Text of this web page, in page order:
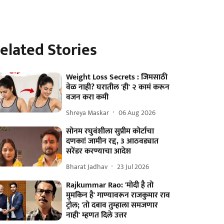
Stories
Weight Loss Secrets : जिमसाठी
वेळ नाही? घरातील 'ही' २ कामं करून
वजन करा कमी
Shreya Maskar 06 Aug 2026
सोनम रघुवंशीला सुप्रीम कोर्टाचा
दणका! जामीन रद्द, 3 आठवड्यात
सरेंडर करण्याचा आदेश
Bharat Jadhav 23 Jul 2026
Rajkummar Rao: 'मोदी है तो
मुमकिन है' गाण्यावरून राजकुमार राव
ट्रोल; 'तो दबाव तुम्हाला समजणार
नाही' म्हणत दिले उत्तर